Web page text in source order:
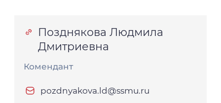
Позднякова Людмила
Дмитриевна
Комендант
pozdnyakova.ld@ssmu.ru